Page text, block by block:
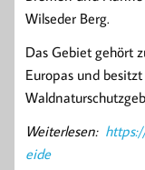
Wilseder Berg.
Das Gebiet gehört
Europas und
Weiterlesen:
eide